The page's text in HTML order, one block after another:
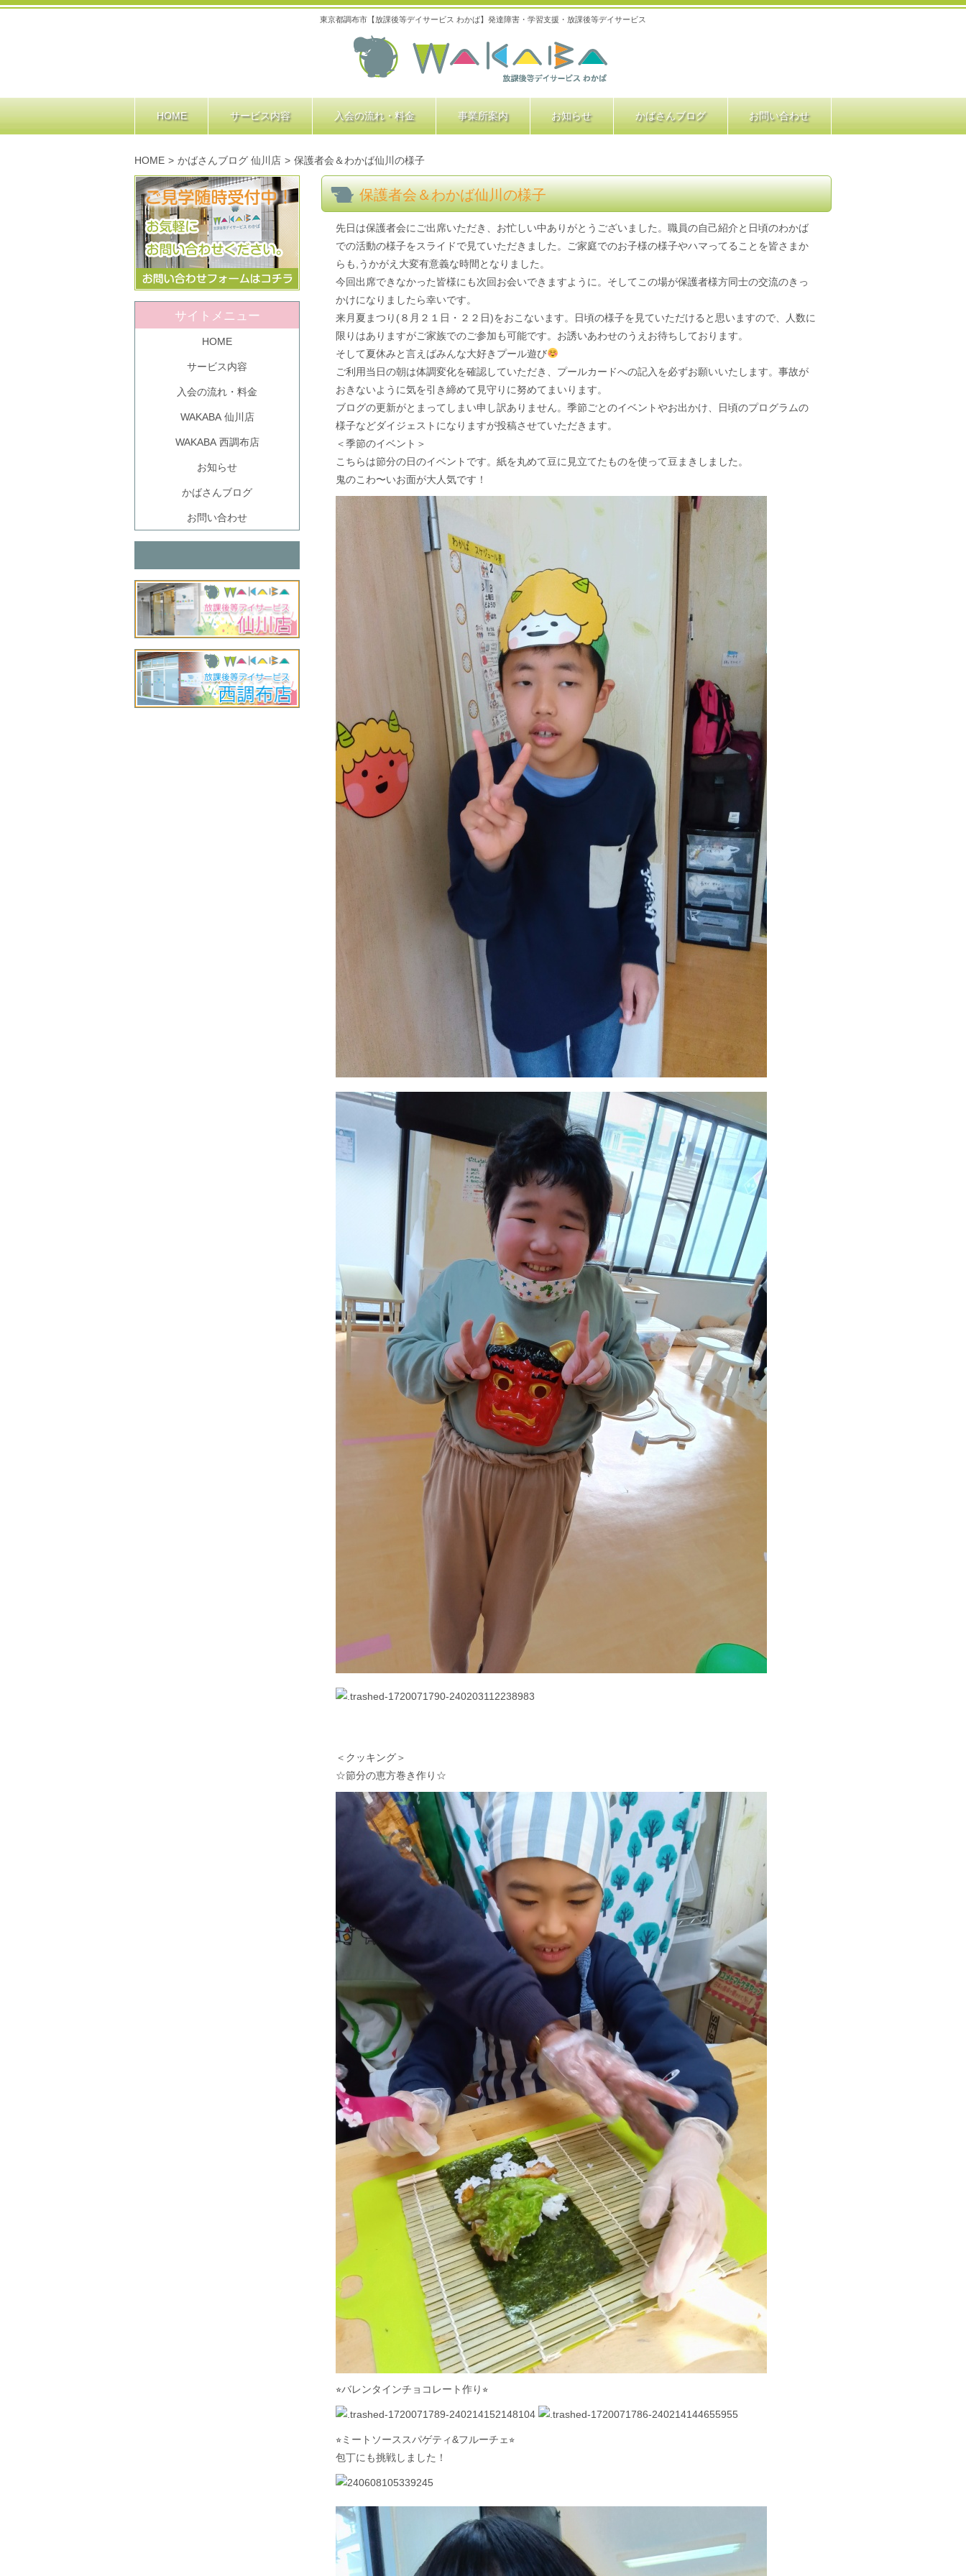
東京都調布市【放課後等デイサービス わかば】発達障害・学習支援・放課後等デイサービス
HOME サービス内容 入会の流れ・料金 事業所案内 お知らせ かばさんブログ お問い合わせ
HOME > かばさんブログ 仙川店 > 保護者会＆わかば仙川の様子
保護者会＆わかば仙川の様子
先日は保護者会にご出席いただき、お忙しい中ありがとうございました。職員の自己紹介と日頃のわかば
での活動の様子をスライドで見ていただきました。ご家庭でのお子様の様子やハマってることを皆さまか
らも,うかがえ大変有意義な時間となりました。
今回出席できなかった皆様にも次回お会いできますように。そしてこの場が保護者様方同士の交流のきっ
かけになりましたら幸いです。
来月夏まつり(８月２１日・２２日)をおこないます。日頃の様子を見ていただけると思いますので、人数に
限りはありますがご家族でのご参加も可能です。お誘いあわせのうえお待ちしております。
そして夏休みと言えばみんな大好きプール遊び
ご利用当日の朝は体調変化を確認していただき、プールカードへの記入を必ずお願いいたします。事故が
おきないように気を引き締めて見守りに努めてまいります。
ブログの更新がとまってしまい申し訳ありません。季節ごとのイベントやお出かけ、日頃のプログラムの
様子などダイジェストになりますが投稿させていただきます。
＜季節のイベント＞
こちらは節分の日のイベントです。紙を丸めて豆に見立てたものを使って豆まきしました。
鬼のこわ〜いお面が大人気です！
＜クッキング＞
☆節分の恵方巻き作り☆
⭐︎バレンタインチョコレート作り⭐︎
⭐︎ミートソーススパゲティ&フルーチェ⭐︎
包丁にも挑戦しました！
サイトメニュー
HOME
サービス内容
入会の流れ・料金
WAKABA 仙川店
WAKABA 西調布店
お知らせ
かばさんブログ
お問い合わせ